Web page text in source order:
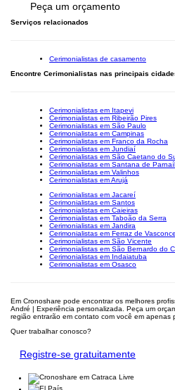
Peça um orçamento
Serviços relacionados
Cerimonialistas de casamento
Encontre Cerimonialistas nas principais
Cerimonialistas em Itapevi
Cerimonialistas em Ribeirão Pires
Cerimonialistas em São Paulo
Cerimonialistas em Campinas
Cerimonialistas em Franco da Rocha
Cerimonialistas em Jundiaí
Cerimonialistas em São Caetano do
Cerimonialistas em Santana de
Cerimonialistas em Valinhos
Cerimonialistas em Arujá
Cerimonialistas em Jacareí
Cerimonialistas em Santos
Cerimonialistas em Caieiras
Cerimonialistas em Taboão da Serra
Cerimonialistas em Jandira
Cerimonialistas em Ferraz de
Cerimonialistas em São Vicente
Cerimonialistas em São Bernardo do
Cerimonialistas em Indaiatuba
Cerimonialistas em Osasco
Em Cronoshare pode encontrar os melhores
André | Experiência personalizada. Peça um
região entrarão em contato com você em apenas
Quer trabalhar conosco?
Registre-se gratuitamente